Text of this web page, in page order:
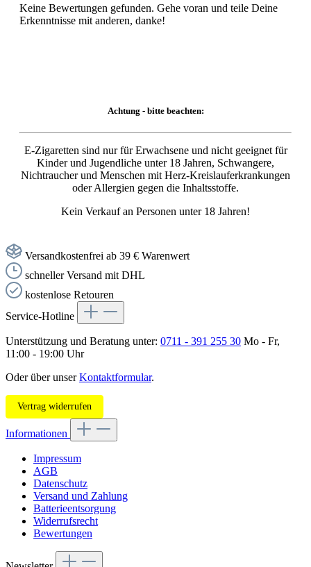
Keine Bewertungen gefunden. Gehe voran und teile Deine
Erkenntnisse mit anderen, danke!
Achtung - bitte beachten:
E-Zigaretten sind nur für Erwachsene und nicht geeignet für
Kinder und Jugendliche unter 18 Jahren, Schwangere,
Nichtraucher und Menschen mit Herz-Kreislauferkrankungen
oder Allergien gegen die Inhaltsstoffe.
Kein Verkauf an Personen unter 18 Jahren!
Versandkostenfrei ab 39 € Warenwert
schneller Versand mit DHL
kostenlose Retouren
Service-Hotline
Unterstützung und Beratung unter: 0711 - 391 255 30 Mo - Fr,
11:00 - 19:00 Uhr
Oder über unserKontaktformular.
Vertrag widerrufen
Informationen
Impressum
AGB
Datenschutz
Versand und Zahlung
Batterieentsorgung
Widerrufsrecht
Bewertungen